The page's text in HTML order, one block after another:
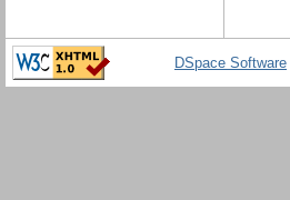
DSpace Software